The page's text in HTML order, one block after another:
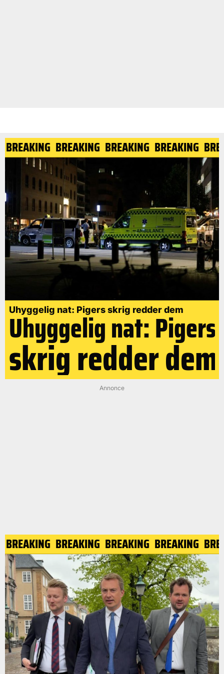
BREAKING BREAKING BREAKING BREAKING
Uhyggelig nat: Pigers skrig redder dem
Uhyggelig nat: Pigers
skrig redder dem
Annonce
BREAKING BREAKING BREAKING BREAKING